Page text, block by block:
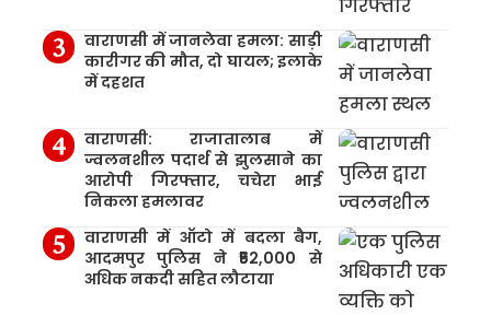
वाराणसी में जानलेवा हमला: साड़ी
कारीगर की मौत, दो घायल; इलाके
में दहशत
वाराणसी: राजातालाब में
ज्वलनशील पदार्थ से झुलसाने का
आरोपी गिरफ्तार, चचेरा भाई
निकला हमलावर
वाराणसी में ऑटो में बदला बैग,
आदमपुर पुलिस ने ₹52,000 से
अधिक नकदी सहित लौटाया